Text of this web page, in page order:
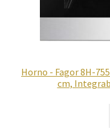
Televisión
Tienda
Horno - Fagor 8H-
cm,